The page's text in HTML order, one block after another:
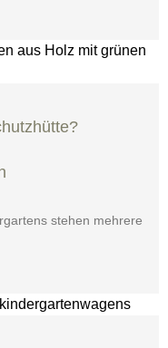
stehen mehrere